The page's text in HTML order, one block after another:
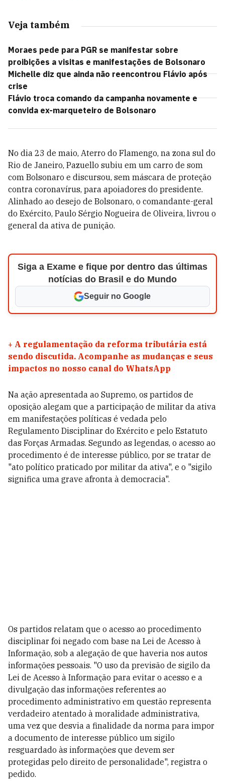
Veja também
Moraes pede para PGR se manifestar sobre
proibições a visitas e manifestações de Bolsonaro
Michelle diz que ainda não reencontrou Flávio após
crise
Flávio troca comando da campanha novamente e
convida ex-marqueteiro de Bolsonaro
No dia 23 de maio, Aterro do Flamengo, na zona sul do
Rio de Janeiro, Pazuello subiu em um carro de som
com Bolsonaro e discursou, sem máscara de proteção
contra coronavírus, para apoiadores do presidente.
Alinhado ao desejo de Bolsonaro, o comandante-geral
do Exército, Paulo Sérgio Nogueira de Oliveira, livrou o
general da ativa de punição.
Siga a Exame e fique por dentro das últimas
notícias do Brasil e do Mundo
Seguir no Google
+ A regulamentação da reforma tributária está
sendo discutida. Acompanhe as mudanças e seus
impactos no nosso canal do WhatsApp
Na ação apresentada ao Supremo, os partidos de
oposição alegam que a participação de militar da ativa
em manifestações políticas é vedada pelo
Regulamento Disciplinar do Exército e pelo Estatuto
das Forças Armadas. Segundo as legendas, o acesso ao
procedimento é de interesse público, por se tratar de
"ato político praticado por militar da ativa", e o "sigilo
significa uma grave afronta à democracia".
Os partidos relatam que o acesso ao procedimento
disciplinar foi negado com base na Lei de Acesso à
Informação, sob a alegação de que haveria nos autos
informações pessoais. "O uso da previsão de sigilo da
Lei de Acesso à Informação para evitar o acesso e a
divulgação das informações referentes ao
procedimento administrativo em questão representa
verdadeiro atentado à moralidade administrativa,
uma vez que desvia a finalidade da norma para impor
a documento de interesse público um sigilo
resguardado às informações que devem ser
protegidas pelo direito de personalidade", registra o
pedido.